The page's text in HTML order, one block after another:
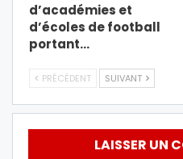
d’académies et
d’écoles de football
portant…
PRÉCÉDENT SUIVANT
LAISSER UN